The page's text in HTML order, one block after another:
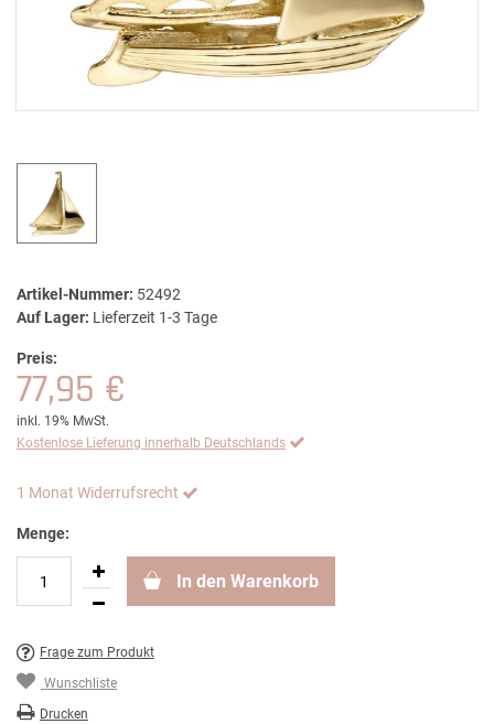
Artikel-Nummer: 52492
Auf Lager: Lieferzeit 1-3 Tage
Preis:
77,95 €
inkl. 19% MwSt.
Kostenlose Lieferung innerhalb Deutschlands
1 Monat Widerrufsrecht
Menge:
In den Warenkorb
Frage zum Produkt
Wunschliste
Drucken